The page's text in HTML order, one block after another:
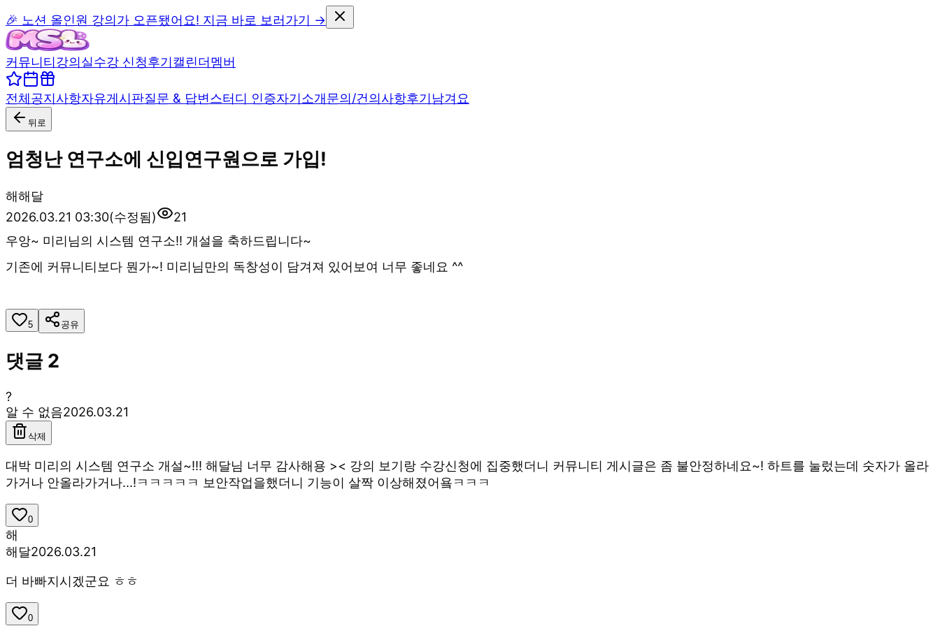
🎉 노션 올인원 강의가 오픈됐어요! 지금 바로 보러가기 →
커뮤니티강의실수강 신청후기캘린더멤버
전체공지사항자유게시판질문 & 답변스터디 인증자기소개문의/건의사항후기남겨요
뒤로
엄청난 연구소에 신입연구원으로 가입!
해해달
2026.03.21 03:30(수정됨)
21
우앙~ 미리님의 시스템 연구소!! 개설을 축하드립니다~
기존에 커뮤니티보다 뭔가~! 미리님만의 독창성이 담겨져 있어보여 너무 좋네요 ^^
5 공유
댓글 2
?
알 수 없음2026.03.21
삭제
대박 미리의 시스템 연구소 개설~!!! 해달님 너무 감사해용 >< 강의 보기랑 수강신청에 집중했더니 커뮤니티 게시글은 좀 불안정하네요~! 하트를 눌렀는데 숫자가 올라
가거나 안올라가거나...!ㅋㅋㅋㅋㅋ 보안작업을했더니 기능이 살짝 이상해졌어욬ㅋㅋㅋ
0
해
해달2026.03.21
더 바빠지시겠군요 ㅎㅎ
0